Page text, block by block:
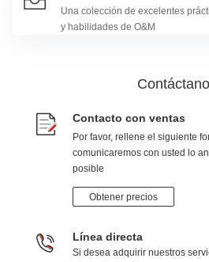
Una colección de excelentes
y habilidades de O&M
Contacto con ventas
Por favor, rellene el siguiente
comunicaremos con usted lo
posible
Obtener precios
Línea directa
Si desea adquirir nuestros